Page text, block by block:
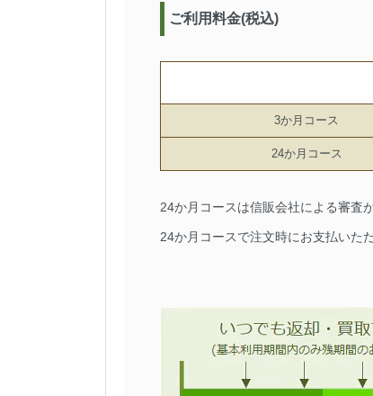
ご利用料金(税込)
3か月コース
24か月コース
24か月コースは信販会社による審査
24か月コースで注文時にお支払いた